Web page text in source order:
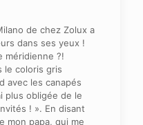
de chez Zolux a
dans ses yeux !
méridienne ?!
le coloris gris
avec les canapés
plus obligée de le
! ». En disant
mon papa, qui me